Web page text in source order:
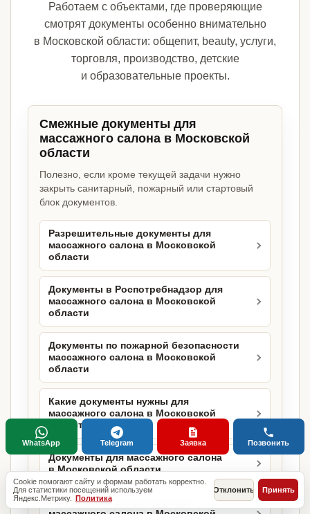
Работаем с объектами, где проверяющие
смотрят документы особенно внимательно
в Московской области: общепит, beauty, услуги,
торговля, производство, детские
и образовательные проекты.
Смежные документы для
массажного салона в Московской
области
Полезно, если кроме текущей задачи нужно
закрыть санитарный, пожарный или стартовый
блок документов.
Разрешительные документы для
массажного салона в Московской
области
Документы в Роспотребнадзор для
массажного салона в Московской
области
Документы по пожарной безопасности
массажного салона в Московской
области
Какие документы нужны для
массажного салона в Московской
области
Документы для массажного салона
в Московской области
Оформление документов для
Cookie помогают сайту и формам работать корректно.
Для статистики посещений используем
Яндекс.Метрику. Политика
Отклонить Принять
WhatsApp Telegram Заявка Позвонить